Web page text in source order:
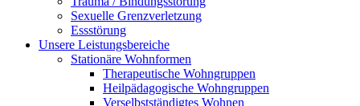
Sexuelle Grenzverletzung
Essstörung
Unsere Leistungsbereiche
Stationäre Wohnformen
Therapeutische Wohngruppen
Heilpädagogische Wohngruppen
Verselbstständigtes Wohnen